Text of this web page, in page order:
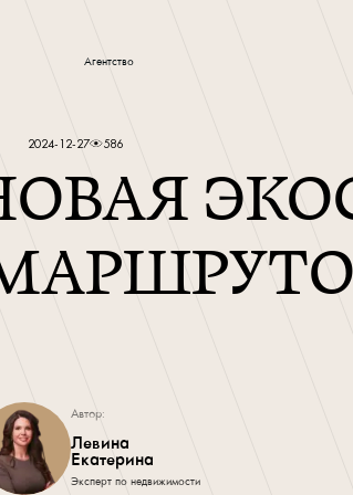
Агентство
2024-12-27 586
Автор:
Левина
Екатерина
Эксперт по недвижимости